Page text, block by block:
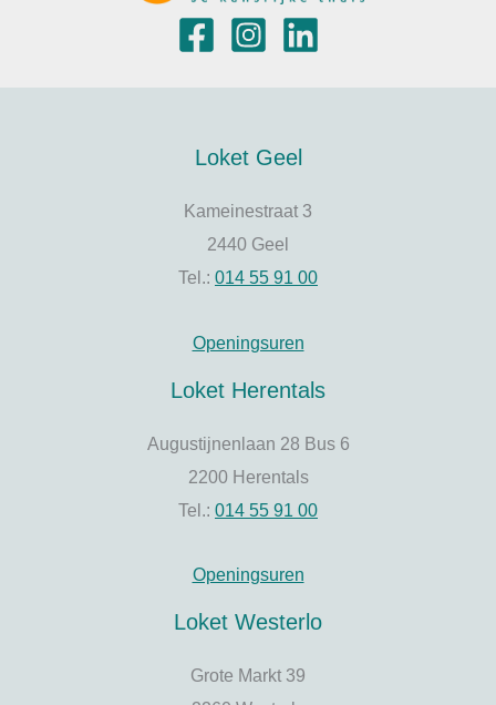
Loket Geel
Kameinestraat 3
2440 Geel
Tel.: 014 55 91 00
Openingsuren
Loket Herentals
Augustijnenlaan 28 Bus 6
2200 Herentals
Tel.: 014 55 91 00
Openingsuren
Loket Westerlo
Grote Markt 39